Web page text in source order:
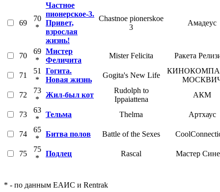
69
70
*
Частное
пионерское-3.
Привет,
взрослая
жизнь!
Chastnoe pionerskoe
3
Амадеус
70
69
*
Мистер
Феличита
Mister Felicita Ракета
71
51
*
Гогита.
Новая жизнь
Gogita's New Life
72
73
*
Жил-был кот
Rudolph to
Ippaiattena
АКМ
73
63
*
Тельма Thelma Артхаус
74
65
*
Битва полов Battle of the Sexes
75
75
*
Подлец Rascal Мастер
* - по данным ЕАИС и Rentrak